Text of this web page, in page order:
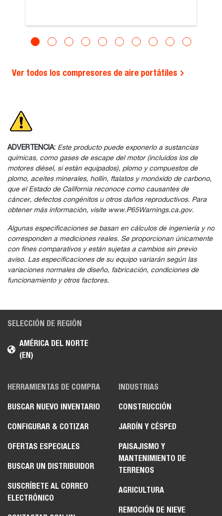
Ver todos los compresores de aire portátiles
ADVERTENCIA: Este producto puede exponerlo a sustancias
químicas, como gases de escape del motor (incluidos los de
motores diésel, si están equipados), plomo y compuestos de
plomo, aceites minerales, hollín, ftalatos y monóxido de carbono,
que el Estado de California reconoce como causantes de
cáncer, defectos congénitos u otros daños reproductivos. Para
obtener más información, visite www.P65Warnings.ca.gov.
Algunas especificaciones se basan en cálculos de ingeniería y no
corresponden a mediciones reales. Se proporcionan únicamente
con fines comparativos y están sujetas a cambios sin previo
aviso. Las especificaciones de su equipo variarán según las
variaciones normales de diseño, fabricación, condiciones de
funcionamiento y otros factores.
SELECCIÓN DE REGIÓN
AMÉRICA DEL NORTE
(EN)
HERRAMIENTAS DE COMPRA
BUSCAR NUEVO INVENTARIO
CONFIGURAR & COTIZAR
OFERTAS ESPECIALES
BUSCAR UN DISTRIBUIDOR
SUSCRÍBETE AL CORREO
ELECTRÓNICO
INDUSTRIAS
CONSTRUCCIÓN
JARDÍN Y CÉSPED
PAISAJISMO Y
MANTENIMIENTO DE
TERRENOS
AGRICULTURA
REMOCIÓN DE NIEVE